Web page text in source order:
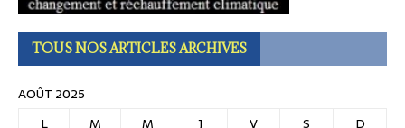
TOUS NOS ARTICLES ARCHIVES
AOÛT 2025
L
M M J V S
D